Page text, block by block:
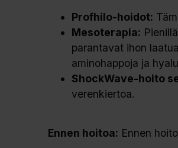
Profhilo-hoidot:
Mesoterapia:
parantavat ihon
aminohappoja ja
ShockWave-hoito
verenkiertoa.
Ennen hoitoa: Ennen